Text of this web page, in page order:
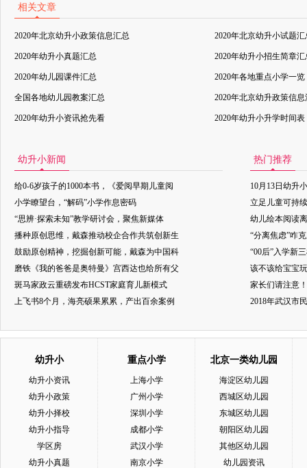
相关文章
2020年北京幼升小政策信息汇总 2020年北京幼升小试题汇
2020年幼升小真题汇总 2020年幼升小招生简章汇
2020年幼儿园课件汇总 2020年各地重点小学一览
全国各地幼儿园教案汇总 2020年北京幼升政策信息
2020年幼升小资讯抢先看 2020年幼升小升学时间表
幼升小新闻
给0-6岁孩子的1000本书，《爱阅早期儿童阅
小学瞭望台，“解码”小学作息密码
“思辨·探索未知”教学研讨会，聚焦新媒体
播种原创思维，戴森推动校企合作共筑创新生
鼓励原创精神，挖掘创新可能，戴森为中国科
磨铁《我的爸爸是奥特曼》宫西达也给所有父
斑马家政云重磅发布HCST家庭育儿新模式
上飞书8个月，海亮硕果累累，产出百余案例
热门推荐
10月13日幼升
立足儿童可持
幼儿绘本阅读
“分离焦虑”咋
“00后”入学新
该不该给宝宝
家长们请注意
2018年武汉市
幼升小
幼升小资讯
幼升小政策
幼升小择校
幼升小指导
学区房
幼升小真题
重点小学
上海小学
广州小学
深圳小学
成都小学
武汉小学
南京小学
北京一类幼儿园
海淀区幼儿园
西城区幼儿园
东城区幼儿园
朝阳区幼儿园
其他区幼儿园
幼儿园资讯